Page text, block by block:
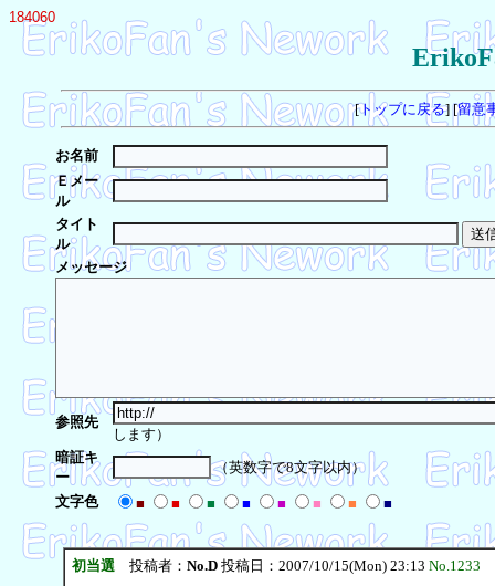
184060
[トップに戻る] [留意
お名前
Ｅメー
ル
タイト
ル
メッセージ
参照先
します）
暗証キ
ー
（英数字で8文字以内）
文字色 ■ ■ ■ ■ ■ ■ ■ ■
初当選投稿者： No.D投稿日：2007/10/15(Mon) 23:13 No.1233